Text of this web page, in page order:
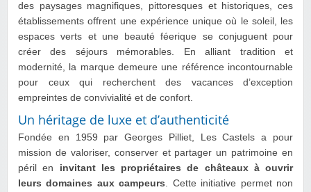
des paysages magnifiques, pittoresques et historiques, ces
établissements offrent une expérience unique où le soleil, les
espaces verts et une beauté féerique se conjuguent pour
créer des séjours mémorables. En alliant tradition et
modernité, la marque demeure une référence incontournable
pour ceux qui recherchent des vacances d’exception
empreintes de convivialité et de confort.
Un héritage de luxe et d’authenticité
Fondée en 1959 par Georges Pilliet, Les Castels a pour
mission de valoriser, conserver et partager un patrimoine en
péril en invitant les propriétaires de châteaux à ouvrir
leurs domaines aux campeurs. Cette initiative permet non